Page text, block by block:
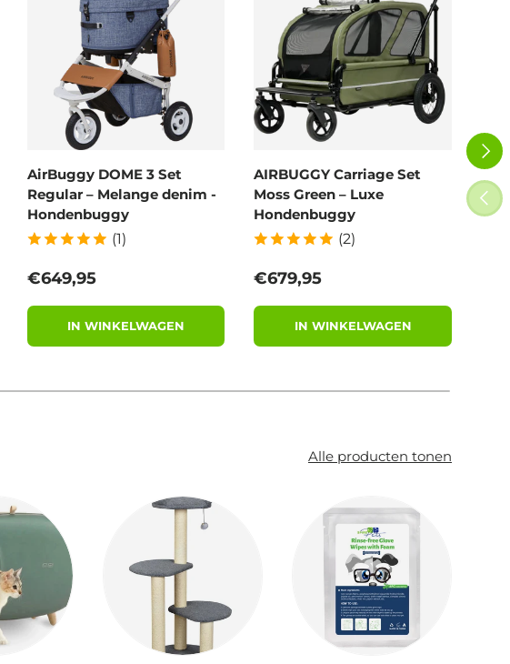
AirBuggy DOME 3 Set
Regular – Melange denim -
Hondenbuggy
(1)
Reguliere prijs
€649,95
IN WINKELWAGEN
AIRBUGGY Carriage Set
Moss Green – Luxe
Hondenbuggy
(2)
Reguliere prijs
€679,95
IN WINKELWAGEN
Alle producten tonen